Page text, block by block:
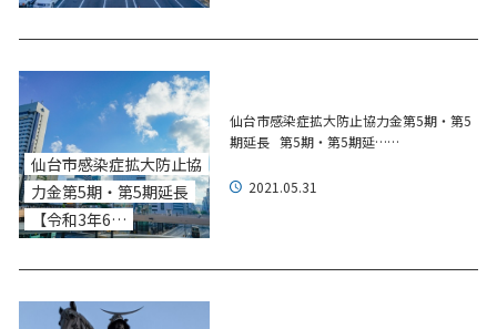
仙台市感染症拡大防止協
力金第5期・第5期延長
【令和3年6…
仙台市感染症拡大防止協力金第5期・第5
期延長 第5期・第5期延……
2021.05.31